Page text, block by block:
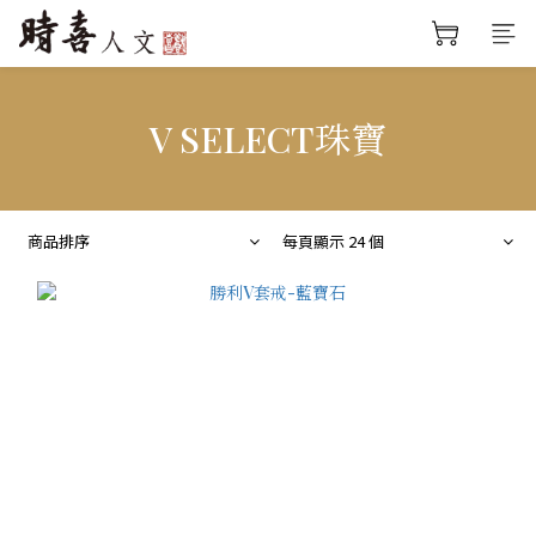
V SELECT珠寶
商品排序 每頁顯示 24 個